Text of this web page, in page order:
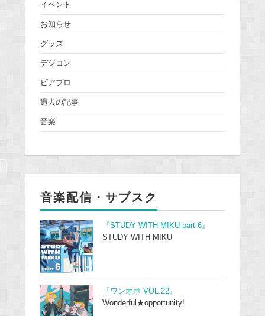
イベント
お知らせ
グッズ
デジコン
ピアプロ
過去の記事
音楽
音楽配信・サブスク
『STUDY WITH MIKU part 6』
STUDY WITH MIKU
『ワンオポ VOL.22』
Wonderful★opportunity!